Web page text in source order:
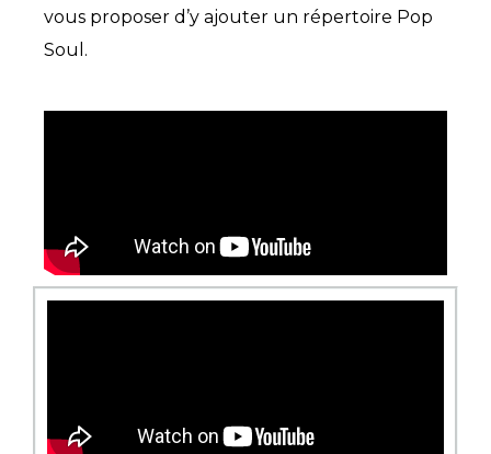
vous proposer d’y ajouter un répertoire Pop
Soul.